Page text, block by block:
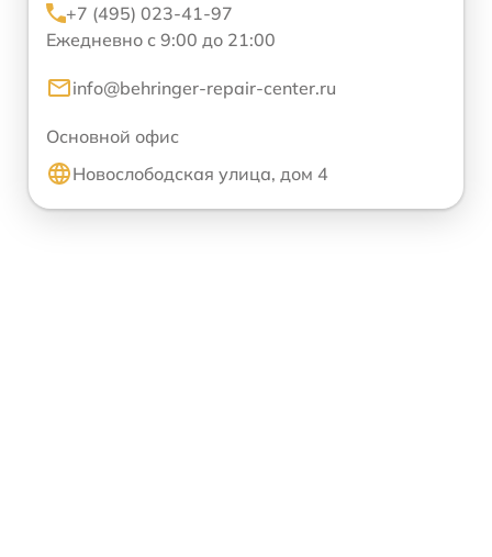
+7 (495) 023-41-97
Ежедневно с 9:00 до 21:00
info@behringer-repair-center.ru
Основной офис
Новослободская улица, дом 4